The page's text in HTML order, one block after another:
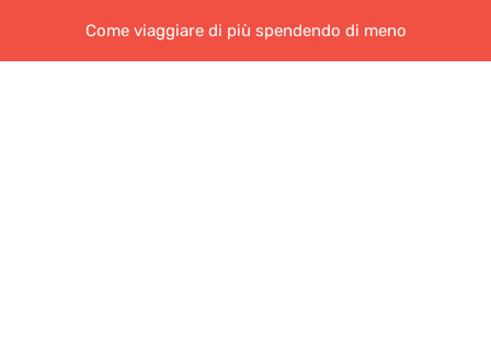
Come viaggiare di più spendendo di meno